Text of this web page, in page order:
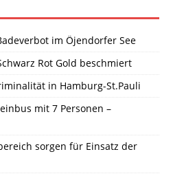
im Öjendorfer See
Rot Gold beschmiert
in Hamburg-St.Pauli
mit 7 Personen –
sorgen für Einsatz der